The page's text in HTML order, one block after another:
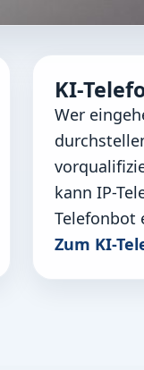
führen.
KI-
Wer
kann IP-
Telefonbot
Zum KI-